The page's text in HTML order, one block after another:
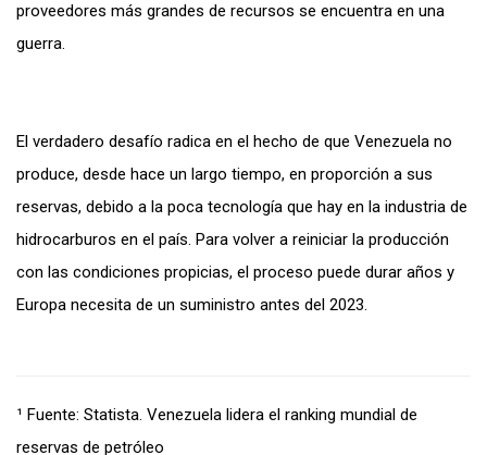
proveedores más grandes de recursos se encuentra en una
guerra.
El verdadero desafío radica en el hecho de que Venezuela no
produce, desde hace un largo tiempo, en proporción a sus
reservas, debido a la poca tecnología que hay en la industria de
hidrocarburos en el país. Para volver a reiniciar la producción
con las condiciones propicias, el proceso puede durar años y
Europa necesita de un suministro antes del 2023.
¹ Fuente: Statista. Venezuela lidera el ranking mundial de
reservas de petróleo